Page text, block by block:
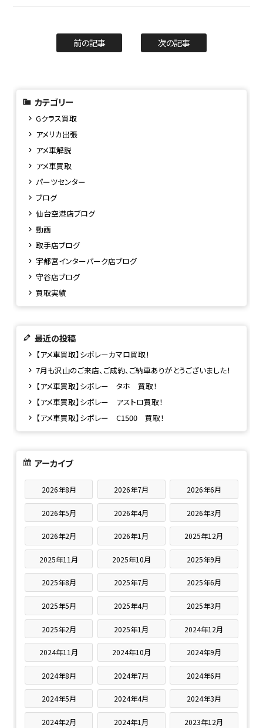
前の記事 次の記事
カテゴリー
Gクラス買取
アメリカ出張
アメ車解説
アメ車買取
パーツセンター
ブログ
仙台空港店ブログ
動画
取手店ブログ
宇都宮インターパーク店ブログ
守谷店ブログ
買取実績
最近の投稿
【アメ車買取】シボレーカマロ買取！
7月も沢山のご来店、ご成約、ご納車ありがとうございました！
【アメ車買取】シボレー タホ 買取！
【アメ車買取】シボレー アストロ買取！
【アメ車買取】シボレー C1500 買取！
アーカイブ
2026年8月 2026年7月 2026年6月
2026年5月 2026年4月 2026年3月
2026年2月 2026年1月 2025年12月
2025年11月 2025年10月 2025年9月
2025年8月 2025年7月 2025年6月
2025年5月 2025年4月 2025年3月
2025年2月 2025年1月 2024年12月
2024年11月 2024年10月 2024年9月
2024年8月 2024年7月 2024年6月
2024年5月 2024年4月 2024年3月
2024年2月 2024年1月 2023年12月